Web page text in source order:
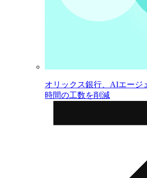
オリックス銀行、AIエージ
時間の工数を削減